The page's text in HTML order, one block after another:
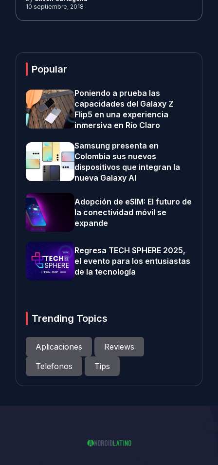
10 septiembre, 2018
Popular
Poniendo a prueba las
capacidades del Galaxy Z
Flip5 en una experiencia
inmersiva en Río Claro
Samsung presenta en
Colombia sus nuevos
dispositivos que integran la
nueva Galaxy AI
Adopción de eSIM: El futuro de
la conectividad móvil se
expande
Regresa TECH SPHERE 2025,
el evento para los entusiastas
de la tecnología
Trending Topics
Aplicaciones
Reviews
Telefonos
Tips